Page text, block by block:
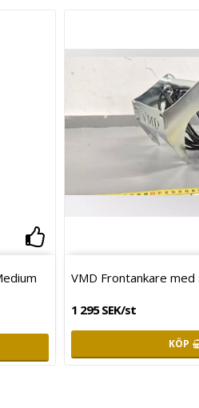
Lägg till iVMD Frontankare
1 295 SEK/st
KÖP